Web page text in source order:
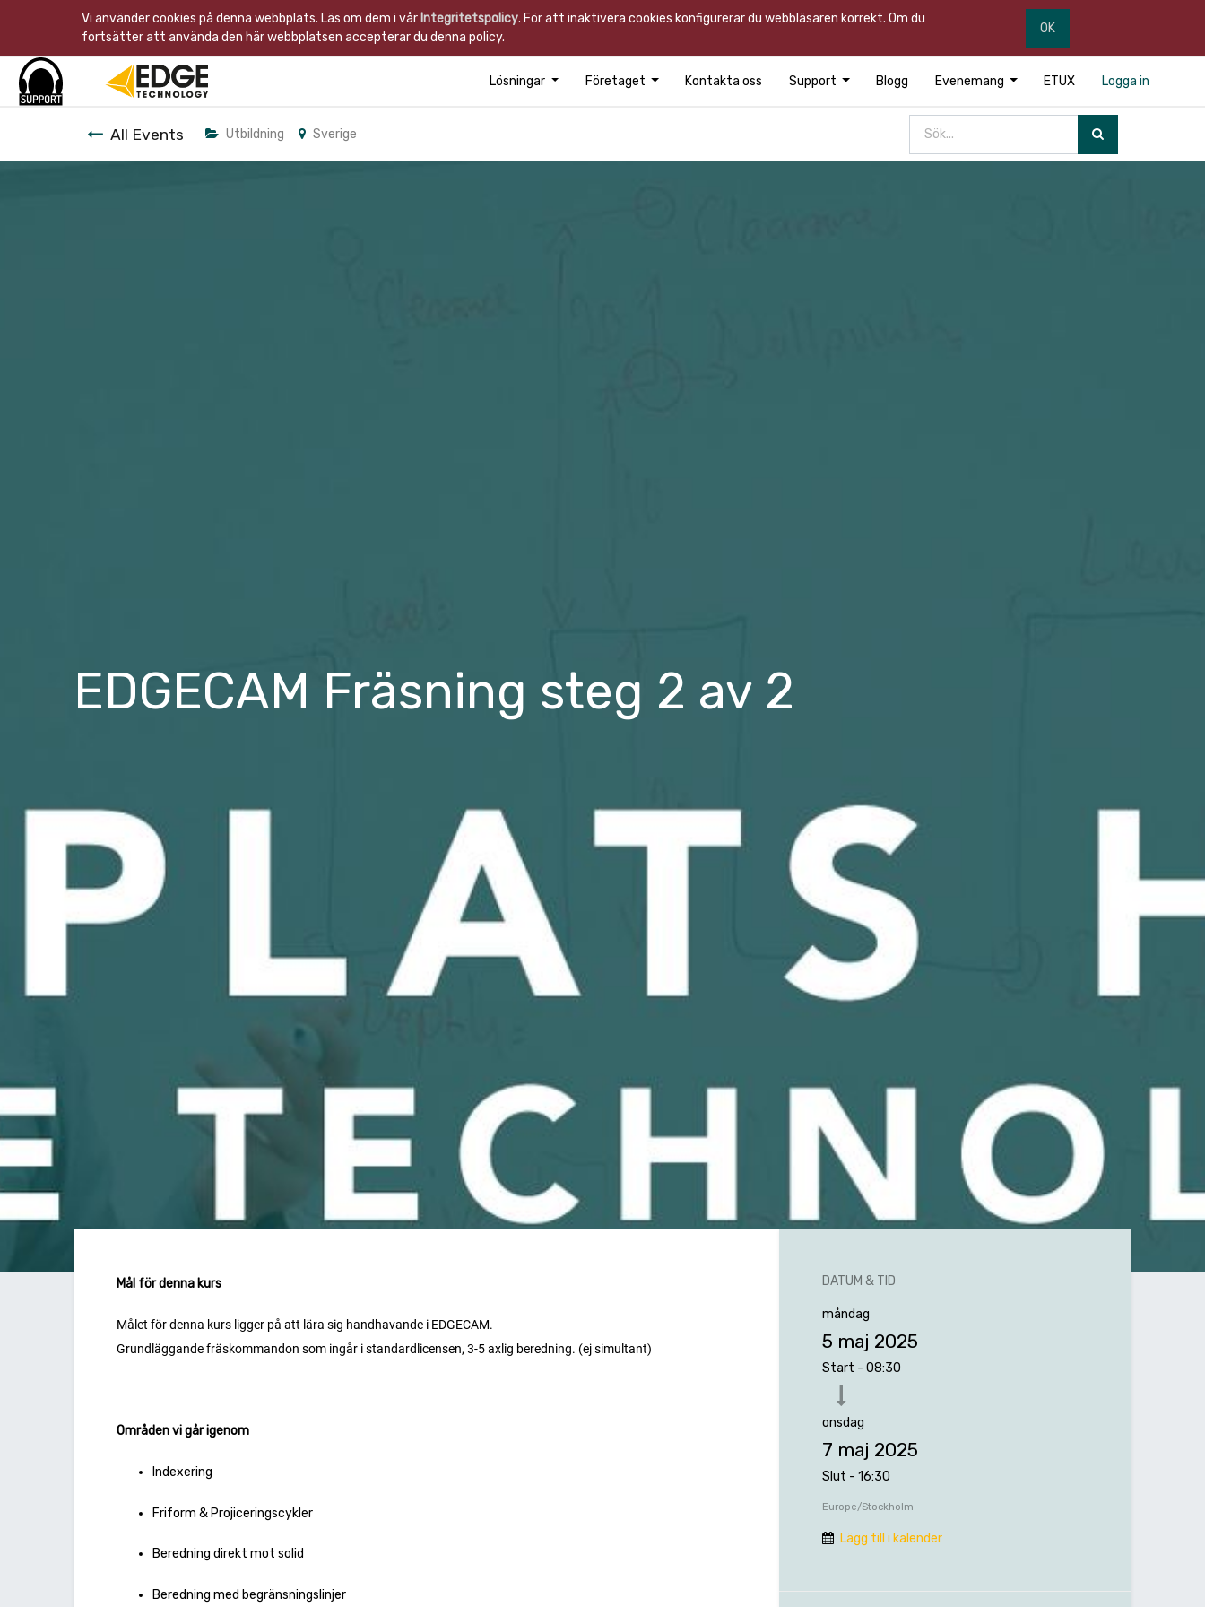
Vi använder cookies på denna webbplats. Läs om dem i vår Integritetspolicy. För att inaktivera cookies konfigurerar du webbläsaren korrekt. Om du
fortsätter att använda den här webbplatsen accepterar du denna policy.
OK
Lösningar Företaget Kontakta oss Support Blogg Evenemang ETUX Logga in
All Events Utbildning Sverige
EDGECAM Fräsning steg 2 av 2
Mål för denna kurs
Målet för denna kurs ligger på att lära sig handhavande i EDGECAM.
Grundläggande fräskommandon som ingår i standardlicensen, 3-5 axlig beredning. (ej simultant)
Områden vi går igenom
Indexering
Friform & Projiceringscykler
Beredning direkt mot solid
Beredning med begränsningslinjer
DATUM & TID
måndag
5 maj 2025
Start - 08:30
onsdag
7 maj 2025
Slut - 16:30
Europe/Stockholm
Lägg till i kalender